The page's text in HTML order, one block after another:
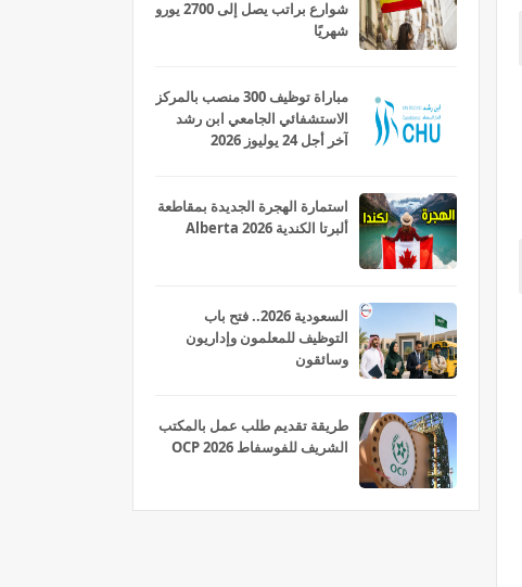
شوارع براتب يصل إلى 2700 يورو
شهريًا
مباراة توظيف 300 منصب بالمركز
الاستشفائي الجامعي ابن رشد
آخر أجل 24 يوليوز 2026
استمارة الهجرة الجديدة بمقاطعة
ألبرتا الكندية Alberta 2026
السعودية 2026.. فتح باب
التوظيف للمعلمون وإداريون
وسائقون
طريقة تقديم طلب عمل بالمكتب
الشريف للفوسفاط OCP 2026